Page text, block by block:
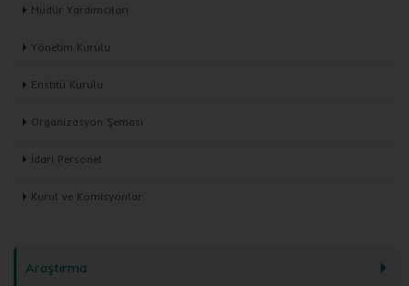
Müdür Yardımcıları
Yönetim Kurulu
Enstitü Kurulu
Organizasyon Şeması
İdari Personel
Kurul ve Komisyonlar
Araştırma